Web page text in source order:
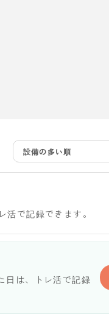
設備の多い順
で記録できます。
日は、トレ活で記録